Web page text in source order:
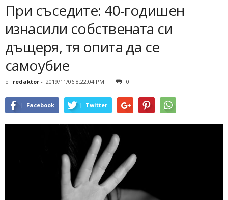
При съседите: 40-годишен
изнасили собствената си
дъщеря, тя опита да се
самоубие
от redaktor - 2019/11/06 8:22:04 PM 0
Facebook Twitter